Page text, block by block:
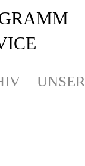
seit Version 4.4.0